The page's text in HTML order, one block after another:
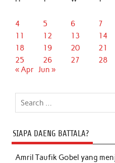
4
5 6 7
11
12 13 14
18
19 20 21
25
26 27 28
« Apr Jun »
SIAPA DAENG BATTALA?
Amril Taufik Gobelyang